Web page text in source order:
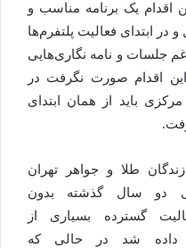
اقدام یک برنامه مناسب و
در ابتدای فعالیت پلتفرم‌ها
جلسات و نامه نگاری‌هایی
اقدام صورت نگرفت در
باید از همان ابتدای
طلا و جواهر تهران
دو سال گذشته بدون
گسترده بسیاری از
داده شد در حالی که